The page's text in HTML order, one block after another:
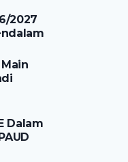
2027
Dalam